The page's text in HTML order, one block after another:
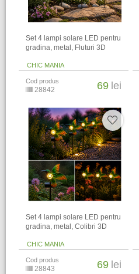
Set 4 lampi solare LED pentru
gradina, metal, Fluturi 3D
CHIC MANIA
Cod produs
28842 69 lei
Set 4 lampi solare LED pentru
gradina, metal, Colibri 3D
CHIC MANIA
Cod produs
28843 69 lei